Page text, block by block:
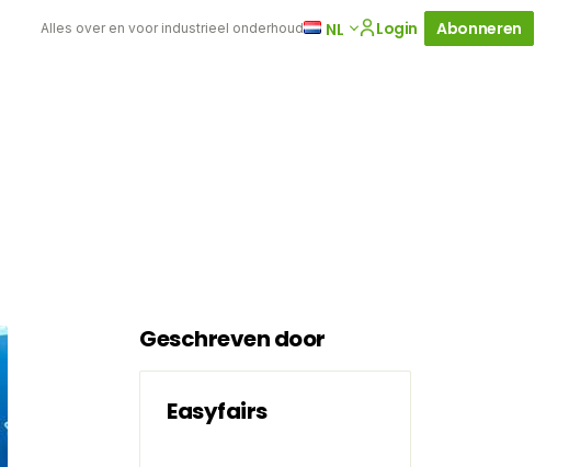
Alles over en voor industrieel onderhoud NL Login Abonneren
Geschreven door
Easyfairs